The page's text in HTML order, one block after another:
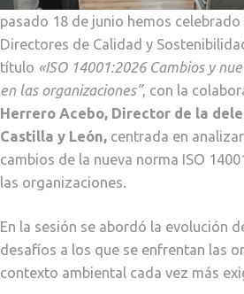
pasado 18 de junio hemos
Directores de Calidad y
título «ISO 14001:2026 Cambios y
en las organizaciones”, con la
Herrero Acebo, Director de la
Castilla y León, centrada en
cambios de la nueva norma ISO
las organizaciones.
En la sesión se abordó la evolución
desafíos a los que se enfrentan las
contexto ambiental cada vez más